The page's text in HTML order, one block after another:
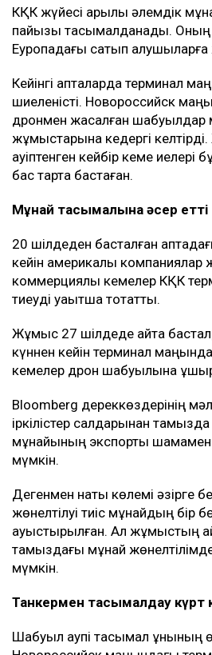
КҚК жүйесі арқылы әлемдік
пайызы тасымалданады. Оның
Еуропадағы сатып алушыларға
Кейінгі апталарда терминал
шиеленісті. Новороссийск
дронмен жасалған шабуылдар
жұмыстарына кедергі келтірді.
қауіптенген кейбір кеме иелері
бас тарта бастаған.
Мұнай тасымалына әсер етті
20 шілдеден басталған
кейін америкалық компаниялар
коммерциялық кемелер КҚК
тиеуді уақытша тоқтатты.
Жұмыс 27 шілдеде қайта
күннен кейін терминал
кемелер дрон шабуылына
Bloomberg дереккөздерінің
іркілістер салдарынан
мұнайының экспорты шамамен
мүмкін.
Дегенмен нақты көлемі әзірге
жөнелтілуі тиіс мұнайдың бір
ауыстырылған. Ал жұмыстың
тамыздағы мұнай
мүмкін.
Танкермен тасымалдау
Шабуыл қаупі тасымал құнының